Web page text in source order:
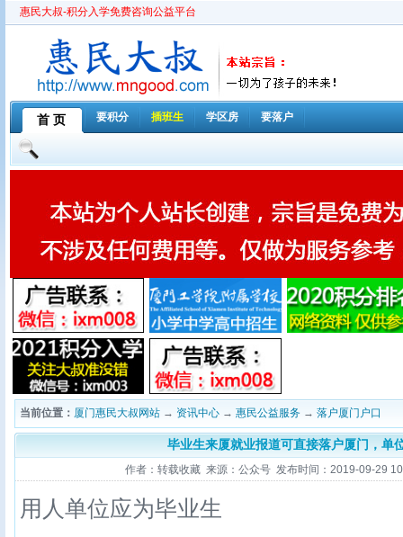
惠民大叔-积分入学免费咨询公益平台
首 页 要积分 插班生 学区房 要落户
当前位置： 厦门惠民大叔网站 → 资讯中心 → 惠民公益服务 → 落户厦门户口
毕业生来厦就业报道可直接落户厦门，单
作者：转载收藏 来源：公众号 发布时间：2019-09-29
用人单位应为毕业生